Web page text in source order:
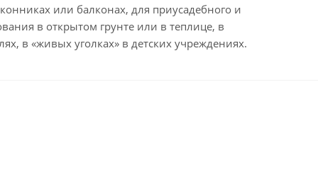
или балконах, для приусадебного и
в открытом грунте или в теплице, в
в «живых уголках» в детских учреждениях.